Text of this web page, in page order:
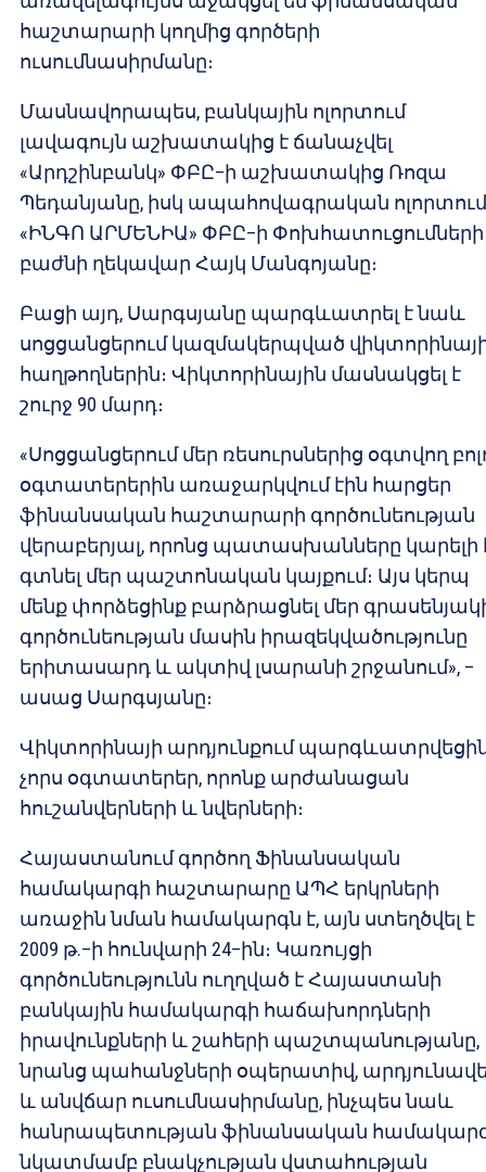
հաշտարարի կողմից գործերի
ուսումնասիրմանը։
Մասնավորապես, բանկային ոլորտում
լավագույն աշխատակից է ճանաչվել
«Արդշինբանկ» ՓԲԸ–ի աշխատակից Ռոզա
Պեդանյանը, իսկ ապահովագրական
«ԻՆԳՈ ԱՐՄԵՆԻԱ» ՓԲԸ–ի Փոխհատուցումների
բաժնի ղեկավար Հայկ Մանգոյանը։
Բացի այդ, Սարգսյանը պարգևատրել է նաև
սոցցանցերում կազմակերպված
հաղթողներին։ Վիկտորինային մասնակցել է
շուրջ 90 մարդ։
«Սոցցանցերում մեր ռեսուրսներից օգտվող
օգտատերերին առաջարկվում էին հարցեր
ֆինանսական հաշտարարի գործունեության
վերաբերյալ, որոնց պատասխանները կարելի
գտնել մեր պաշտոնական կայքում։ Այս կերպ
մենք փորձեցինք բարձրացնել մեր
գործունեության մասին իրազեկվածությունը
երիտասարդ և ակտիվ լսարանի շրջանում», –
ասաց Սարգսյանը։
Վիկտորինայի արդյունքում
չորս օգտատերեր, որոնք արժանացան
հուշանվերների և նվերների։
Հայաստանում գործող Ֆինանսական
համակարգի հաշտարարը ԱՊՀ երկրների
առաջին նման համակարգն է, այն ստեղծվել է
2009 թ.–ի հունվարի 24–ին։ Կառույցի
գործունեությունն ուղղված է Հայաստանի
բանկային համակարգի հաճախորդների
իրավունքների և շահերի պաշտպանությանը,
նրանց պահանջների օպերատիվ,
և անվճար ուսումնասիրմանը, ինչպես նաև
հանրապետության ֆինանսական
նկատմամբ բնակչության վստահության